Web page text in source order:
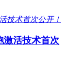
激活技术首次